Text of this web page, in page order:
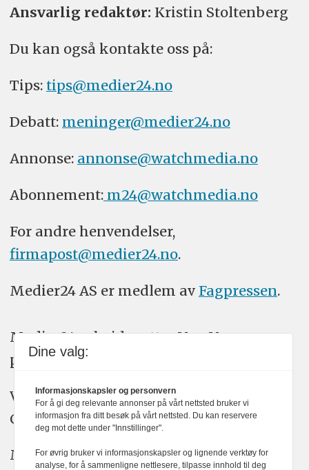
Ansvarlig redaktør: Kristin Stoltenberg
Du kan også kontakte oss på:
Tips: tips@medier24.no
Debatt: meninger@medier24.no
Annonse: annonse@watchmedia.no
Abonnement:m24@watchmedia.no
For andre henvendelser,
firmapost@medier24.no.
Medier24 AS er medlem av Fagpressen.
Medier24 arbeider etter Vær Varsom-
plakatens regler for god presseskikk.
Vi bruker KI-verktøy som ChatGPT,
Claude, og Gemini i journalistikken vår.
Medier24s redaksjon har alltid det fulle
Dine valg:
Informasjonskapsler og personvern
For å gi deg relevante annonser på vårt nettsted bruker vi
informasjon fra ditt besøk på vårt nettsted. Du kan reservere
deg mot dette under "Innstillinger".
For øvrig bruker vi informasjonskapsler og lignende verktøy for
analyse, for å sammenligne nettlesere, tilpasse innhold til deg